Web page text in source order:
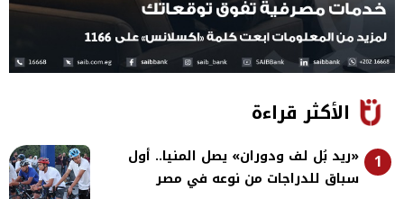
الأكثر قراءة
1
«ريد بُل لف ودوران» يصل المنيا.. أول
سباق للدراجات من نوعه في مصر